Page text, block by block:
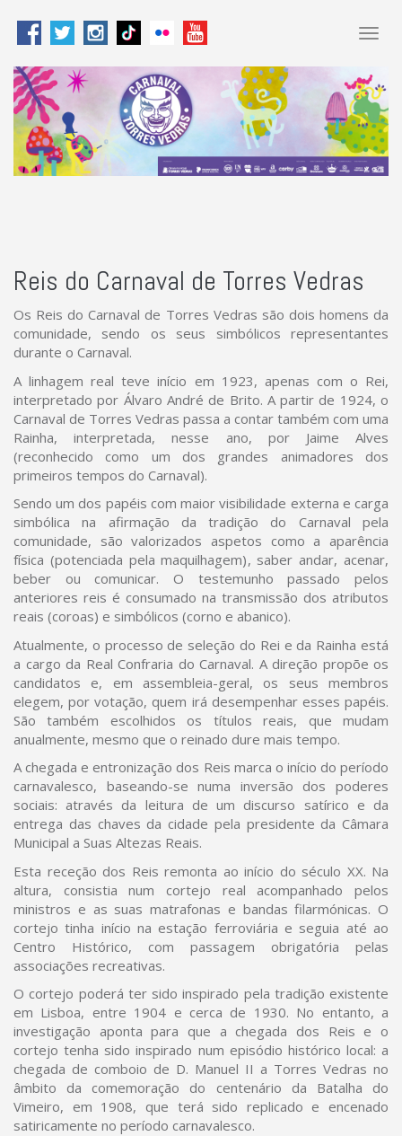
Reis do Carnaval de Torres Vedras
Os Reis do Carnaval de Torres Vedras são dois homens da
comunidade, sendo os seus simbólicos representantes
durante o Carnaval.
A linhagem real teve início em 1923, apenas com o Rei,
interpretado por Álvaro André de Brito. A partir de 1924, o
Carnaval de Torres Vedras passa a contar também com uma
Rainha, interpretada, nesse ano, por Jaime Alves
(reconhecido como um dos grandes animadores dos
primeiros tempos do Carnaval).
Sendo um dos papéis com maior visibilidade externa e carga
simbólica na afirmação da tradição do Carnaval pela
comunidade, são valorizados aspetos como a aparência
física (potenciada pela maquilhagem), saber andar, acenar,
beber ou comunicar. O testemunho passado pelos
anteriores reis é consumado na transmissão dos atributos
reais (coroas) e simbólicos (corno e abanico).
Atualmente, o processo de seleção do Rei e da Rainha está
a cargo da Real Confraria do Carnaval. A direção propõe os
candidatos e, em assembleia-geral, os seus membros
elegem, por votação, quem irá desempenhar esses papéis.
São também escolhidos os títulos reais, que mudam
anualmente, mesmo que o reinado dure mais tempo.
A chegada e entronização dos Reis marca o início do período
carnavalesco, baseando-se numa inversão dos poderes
sociais: através da leitura de um discurso satírico e da
entrega das chaves da cidade pela presidente da Câmara
Municipal a Suas Altezas Reais.
Esta receção dos Reis remonta ao início do século XX. Na
altura, consistia num cortejo real acompanhado pelos
ministros e as suas matrafonas e bandas filarmónicas. O
cortejo tinha início na estação ferroviária e seguia até ao
Centro Histórico, com passagem obrigatória pelas
associações recreativas.
O cortejo poderá ter sido inspirado pela tradição existente
em Lisboa, entre 1904 e cerca de 1930. No entanto, a
investigação aponta para que a chegada dos Reis e o
cortejo tenha sido inspirado num episódio histórico local: a
chegada de comboio de D. Manuel II a Torres Vedras no
âmbito da comemoração do centenário da Batalha do
Vimeiro, em 1908, que terá sido replicado e encenado
satiricamente no período carnavalesco.